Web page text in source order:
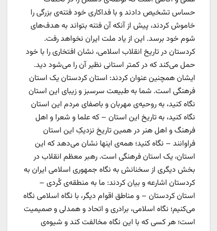
حساس تشخیص دادند و با فداکاری خود فتنه‌ی بزرگی را
خاموش کردند، پیش از آنکه آن فتنه بتواند به هدف‌های
شوم خود برسد. این از یاد ملت ایران نخواهد رفت.
کردستان در تاریخ انقلاب اسلامی، نشان افتخاری را با خود
حمل می‌کند که در کمتر استانی نظیر آن را می‌شود دید.
ایشان همچنین عنوان کردند: استان کردستان یک استان
فرهنگی است. شما به طبیعت سرسبز و زیبای این استان
نگاه کنید، به روحیه‌ی مهربان و باصفای مردم این استان
نگاه کنید، به تاریخ این استان – که علما و شعرا و اهل
فرهنگ و اهل هنر در همین تاریخ نزدیکِ این استان
فراوانند – نگاه کنید؛ همه‌ی اینها نشان می‌دهد که این
استان، یک استان فرهنگی است. رهبر معظم انقلاب در
بخش دیگری از سخنانش به نگاه جمهوری اسلامی ایران به
کردستان اشارعه و بیان کردند: ما به منطقه‌ی کُردی –
استان کردستان – و مناطق اقوام دیگر، با نگاه اسلامی نگاه
می‌کنیم؛ نگاه اسلامی، برادری و اتحاد و همدلی و صمیمیت
است؛ هر کسی که با این نگاه مخالفت کند و شیوه‌ی